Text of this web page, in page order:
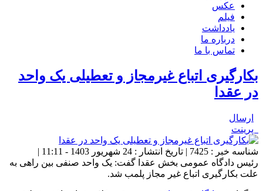
عکس
فیلم
یادداشت
درباره ما
تماس با ما
بکارگیری اتباع غیرمجاز و تعطیلی یک واحد
در عقدا
ارسال
پرینت
شناسه خبر : 7425 | تاریخ انتشار : 24 شهریور 1403 - 11:11 |
رئیس دادگاه عمومی بخش عقدا گفت: یک واحد صنفی بین راهی به
علت بکارگیری اتباع غیر مجاز پلمب شد.